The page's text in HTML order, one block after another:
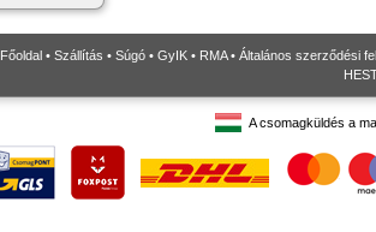
Főoldal • Szállítás • Súgó • GyIK • RMA• Általános szerződési
A csomagküldés a